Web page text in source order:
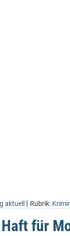
aktuell | Rubrik:
für